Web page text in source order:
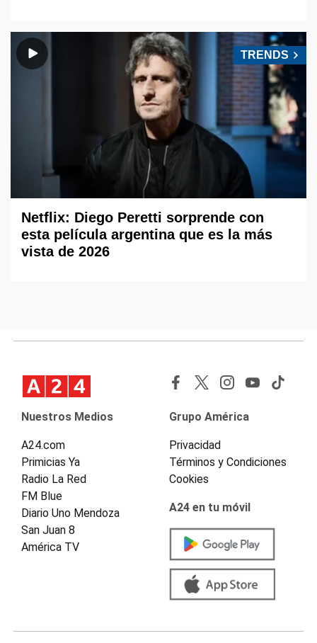
TRENDS
Netflix: Diego Peretti sorprende con
esta película argentina que es la más
vista de 2026
Nuestros Medios
A24.com
Primicias Ya
Radio La Red
FM Blue
Diario Uno Mendoza
San Juan 8
América TV
Grupo América
Privacidad
Términos y Condiciones
Cookies
A24 en tu móvil